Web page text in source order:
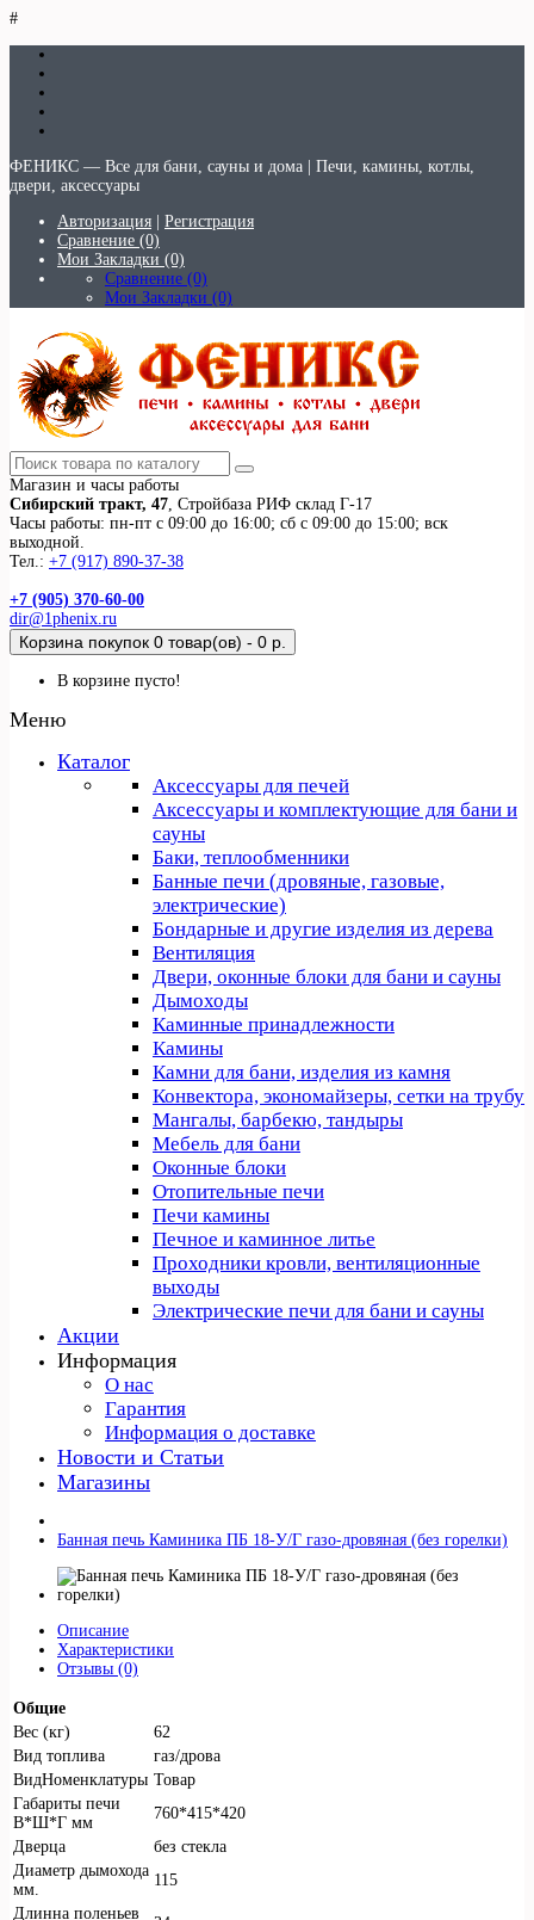
#
ФЕНИКС — Все для бани, сауны и дома | Печи, камины, котлы,
двери, аксессуары
Авторизация
Регистрация
Сравнение (0)
Мои Закладки (0)
Сравнение (0)
Мои Закладки (0)
Магазин и часы работы
Сибирский тракт, 47, Стройбаза РИФ склад Г-17
Часы работы: пн-пт с 09:00 до 16:00; сб с 09:00 до 15:00; вск
выходной.
Тел.: +7 (917) 890-37-38
+7 (905) 370-60-00
dir@1phenix.ru
Корзина покупок 0 товар(ов) - 0 р.
В корзине пусто!
Меню
Каталог
Аксессуары для печей
Аксессуары и комплектующие для бани и
сауны
Баки, теплообменники
Банные печи (дровяные, газовые,
электрические)
Бондарные и другие изделия из дерева
Вентиляция
Двери, оконные блоки для бани и сауны
Дымоходы
Каминные принадлежности
Камины
Камни для бани, изделия из камня
Конвектора, экономайзеры, сетки на трубу
Мангалы, барбекю, тандыры
Мебель для бани
Оконные блоки
Отопительные печи
Печи камины
Печное и каминное литье
Проходники кровли, вeнтиляционные
выходы
Электрические печи для бани и сауны
Акции
Информация
О нас
Гарантия
Информация о доставке
Новости и Статьи
Магазины
Банная печь Каминика ПБ 18-У/Г газо-дровяная (без горелки)
Описание
Характеристики
Отзывы (0)
Общие
Вес (кг)
62
Вид топлива
газ/дрова
ВидНоменклатуры Товар
Габариты печи
В*Ш*Г мм
760*415*420
Дверца
без стекла
Диаметр дымохода
мм.
115
Длинна поленьев